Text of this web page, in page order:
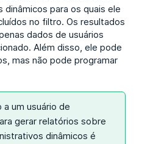
para os quais ele
no filtro. Os resultados
dados de usuários
Além disso, ele pode
mas não pode programar
um usuário de
gerar relatórios sobre
dinâmicos é